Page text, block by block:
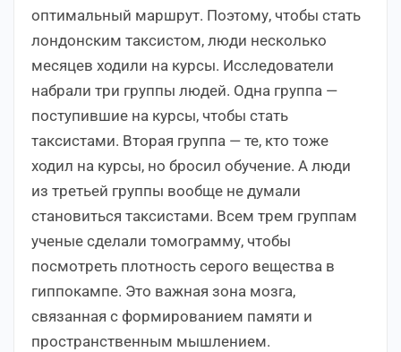
оптимальный маршрут. Поэтому, чтобы стать
лондонским таксистом, люди несколько
месяцев ходили на курсы. Исследователи
набрали три группы людей. Одна группа —
поступившие на курсы, чтобы стать
таксистами. Вторая группа — те, кто тоже
ходил на курсы, но бросил обучение. А люди
из третьей группы вообще не думали
становиться таксистами. Всем трем группам
ученые сделали томограмму, чтобы
посмотреть плотность серого вещества в
гиппокампе. Это важная зона мозга,
связанная с формированием памяти и
пространственным мышлением.